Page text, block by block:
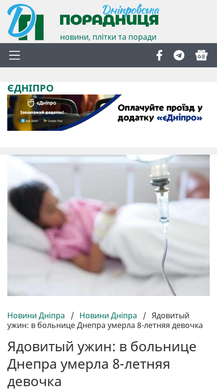
новини, плітки та поради
ЄДНІПРО
Новини Дніпра / Новини Дніпра / Ядовитый
ужин: в больнице Днепра умерла 8-летняя девочка
Ядовитый ужин: в больнице
Днепра умерла 8-летняя
девочка